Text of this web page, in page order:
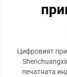
Цифровият
печатната